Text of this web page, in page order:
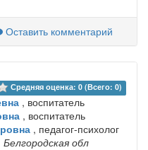
Оставить комментарий
Средняя оценка: 0 (Всего: 0)
, воспитатель
, воспитатель
, педагог-психолог
Белгородская обл